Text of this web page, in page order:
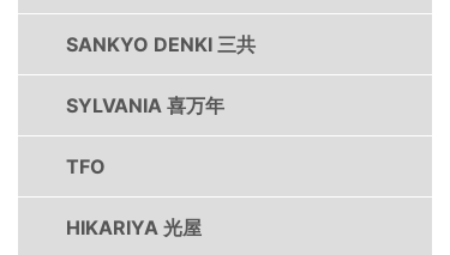
SANKYO DENKI 三共
SYLVANIA 喜万年
TFO
HIKARIYA 光屋